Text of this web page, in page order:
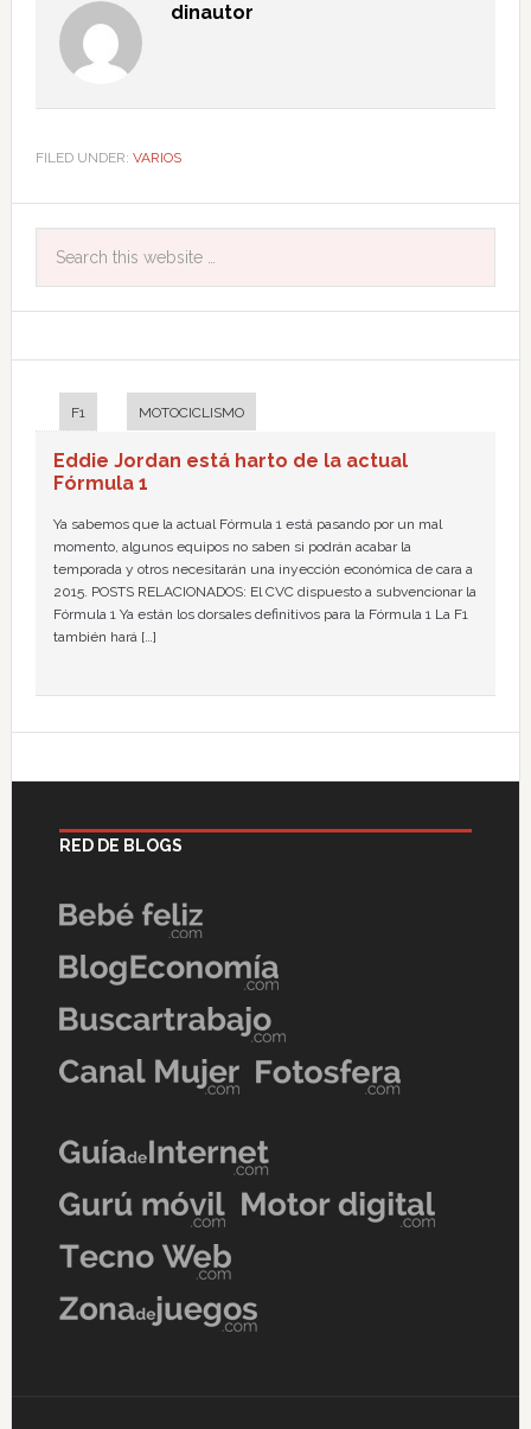
dinautor
FILED UNDER: VARIOS
F1 MOTOCICLISMO
Eddie Jordan está harto de la actual
Fórmula 1
Ya sabemos que la actual Fórmula 1 está pasando por un mal
momento, algunos equipos no saben si podrán acabar la
temporada y otros necesitarán una inyección económica de cara a
2015. POSTS RELACIONADOS: El CVC dispuesto a subvencionar la
Fórmula 1 Ya están los dorsales definitivos para la Fórmula 1 La F1
también hará […]
RED DE BLOGS